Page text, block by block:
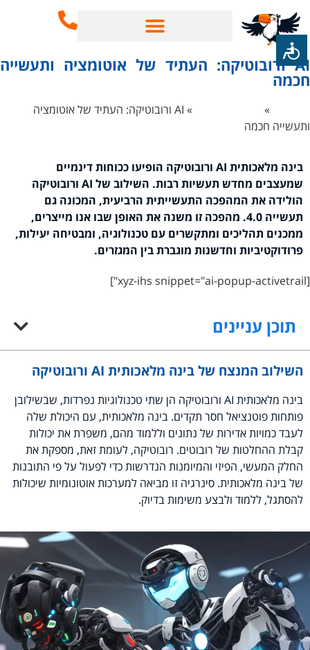
AI ורובוטיקה: העתיד של אוטומציה ותעשייה
»
»
AI ורובוטיקה: העתיד של אוטומציה
חכמה
בינה מלאכותית AI ורובוטיקה הופיעו ככוחות דינמיים
שמעצבים מחדש תעשיות רבות. השילוב של AI ורובוטיקה
הולידה את המהפכה התעשייתית הרביעית, המכונה גם
תעשייה 4.0. מהפכה זו משנה את האופן שבו אנו מייצרים,
ממכנים תהליכים ומתקשרים עם טכנולוגיה, ומבטיחה יעילות,
פרודוקטיביות וחדשנות מוגברת בין המגזרים.
תוכן עניינים
השילוב המנצח של בינה מלאכותית AI ורובוטיקה
בינה מלאכותית AI ורובוטיקה הן שתי טכנולוגיות נפרדות, שבשילובן
פותחות פוטנציאל חסר תקדים. בינה מלאכותית, עם היכולת שלה
לעבד כמויות אדירות של נתונים וללמוד מהם, משפרת את יכולות
קבלת ההחלטות של רובוטים. רובוטיקה, לעומת זאת, מספקת את
החלק המעשי, הפיזי והמיומנות הנדרשות כדי לפעול על פי התובנות
של בינה מלאכותית. סינרגיה זו מביאה למערכות אוטונומיות שיכולות
להסתגל, ללמוד ולבצע משימות בדיוק.